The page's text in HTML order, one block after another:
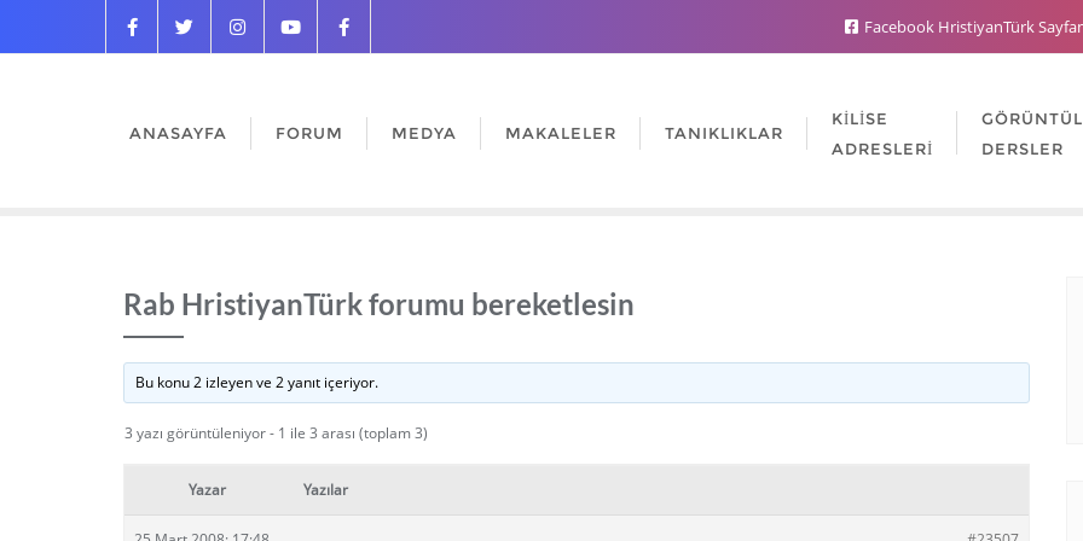
Facebook HristiyanTürk
ANASAYFA FORUM MEDYA MAKALELER TANIKLIKLAR
KILISE
ADRESLERI
DERSLER
Rab HristiyanTürk forumu bereketlesin
Bu konu 2 izleyen ve 2 yanıt içeriyor.
3 yazı görüntüleniyor - 1 ile 3 arası (toplam 3)
Yazar Yazılar